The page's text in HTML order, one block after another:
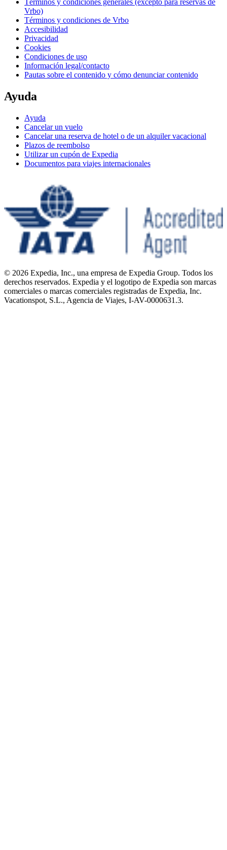
Términos y condiciones generales (excepto para reservas de
Vrbo)
Términos y condiciones de Vrbo
Accesibilidad
Privacidad
Cookies
Condiciones de uso
Información legal/contacto
Pautas sobre el contenido y cómo denunciar contenido
Ayuda
Ayuda
Cancelar un vuelo
Cancelar una reserva de hotel o de un alquiler vacacional
Plazos de reembolso
Utilizar un cupón de Expedia
Documentos para viajes internacionales
© 2026 Expedia, Inc., una empresa de Expedia Group. Todos los
derechos reservados. Expedia y el logotipo de Expedia son marcas
comerciales o marcas comerciales registradas de Expedia, Inc.
Vacationspot, S.L., Agencia de Viajes, I-AV-0000631.3.